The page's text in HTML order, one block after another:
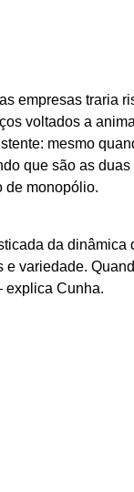
empresas traria
voltados a
mesmo
que são as
de monopólio.
da dinâmica
e variedade.
explica Cunha.